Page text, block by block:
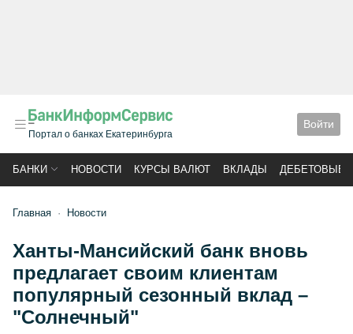
Портал о банках Екатеринбурга
Войти
БАНКИ НОВОСТИ КУРСЫ ВАЛЮТ ВКЛАДЫ ДЕБЕТОВЫЕ
Главная Новости
Ханты-Мансийский банк вновь
предлагает своим клиентам
популярный сезонный вклад –
"Солнечный"